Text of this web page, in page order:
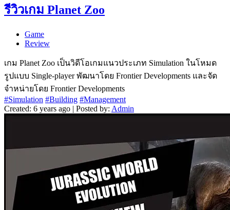
รีวิวเกม Planet Zoo
Game
Review
เกม Planet Zoo เป็นวิดีโอเกมแนวประเภท Simulation ในโหมด
รูปแบบ Single-player พัฒนาโดย Frontier Developments และจัด
จำหน่ายโดย Frontier Developments
#Simulation #Building #Management
Created: 6 years ago | Posted by: Admin